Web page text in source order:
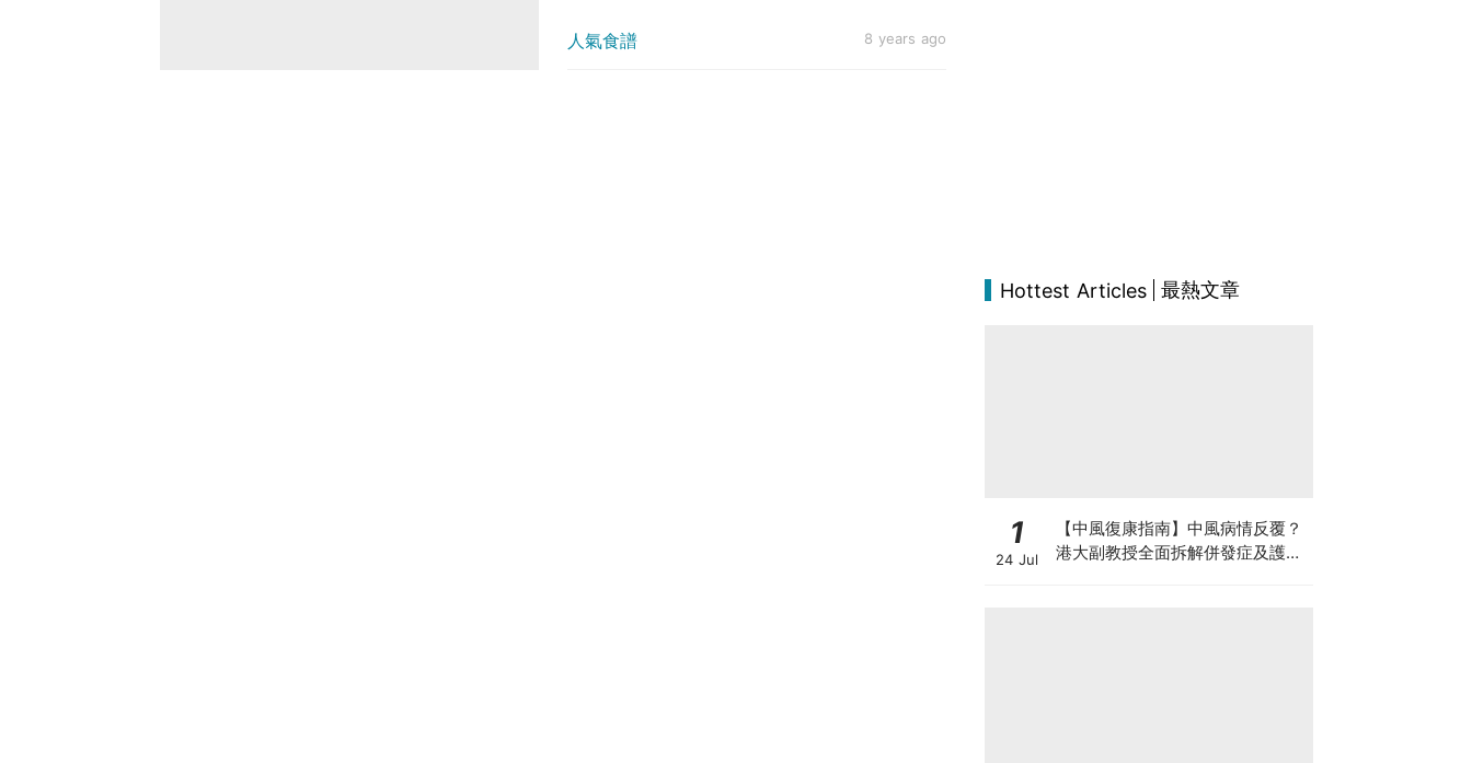
人氣食譜 8 years ago
Hottest Articles 最熱文章
1
24 Jul
【中風復康指南】中風病情反覆？
港大副教授全面拆解併發症及護理